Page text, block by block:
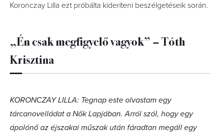
Koronczay Lilla ezt próbálta kideríteni beszélgetéseik során.
„Én csak megfigyelő vagyok” – Tóth
Krisztina
KORONCZAY LILLA: Tegnap este olvastam egy
tárcanovelládat a Nők Lapjában. Arról szól, hogy egy
ápolónő az éjszakai műszak után fáradtan megáll egy